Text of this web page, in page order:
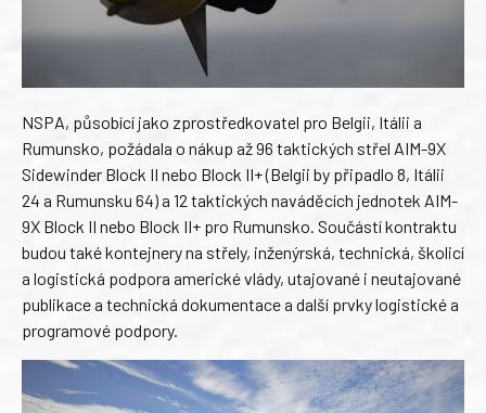
NSPA, působící jako zprostředkovatel pro Belgii, Itálii a
Rumunsko, požádala o nákup až 96 taktických střel AIM-9X
Sidewinder Block II nebo Block II+ (Belgii by připadlo 8, Itálii
24 a Rumunsku 64) a 12 taktických naváděcích jednotek AIM-
9X Block II nebo Block II+ pro Rumunsko. Součástí kontraktu
budou také kontejnery na střely, inženýrská, technická, školicí
a logistická podpora americké vlády, utajované i neutajované
publikace a technická dokumentace a další prvky logistické a
programové podpory.